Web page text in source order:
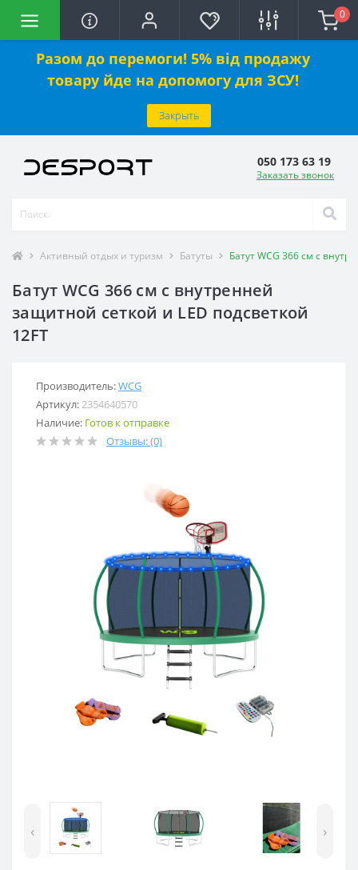
Разом до перемоги! 5% від продажу
товару йде на допомогу для ЗСУ!
Закрыть
0
050 173 63 19
Заказать звонок
Активный отдых и туризм Батуты Батут WCG 366 см с
Батут WCG 366 см с внутренней
защитной сеткой и LED подсветкой
12FT
Производитель:WCG
Артикул:2354640570
Наличие: Готов к отправке
Отзывы: (0)
‹ ›